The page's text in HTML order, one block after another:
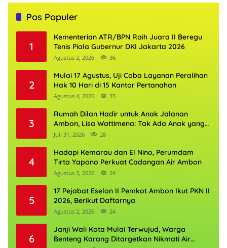
Pos Populer
1
Kementerian ATR/BPN Raih Juara II Beregu
Tenis Piala Gubernur DKI Jakarta 2026
Agustus 2, 2026 36
2
Mulai 17 Agustus, Uji Coba Layanan Peralihan
Hak 10 Hari di 15 Kantor Pertanahan
Agustus 4, 2026 35
3
Rumah Dilan Hadir untuk Anak Jalanan
Ambon, Lisa Wattimena: Tak Ada Anak yang
Boleh Kehilangan Masa Depannya
Juli 31, 2026 28
4
Hadapi Kemarau dan El Nino, Perumdam
Tirta Yapono Perkuat Cadangan Air Ambon
Agustus 3, 2026 24
5
17 Pejabat Eselon II Pemkot Ambon Ikut PKN II
2026, Berikut Daftarnya
Agustus 2, 2026 24
6
Janji Wali Kota Mulai Terwujud, Warga
Benteng Karang Ditargetkan Nikmati Air